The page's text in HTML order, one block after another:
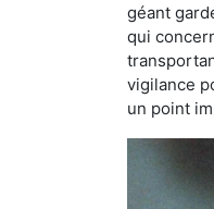
géant
qui
vigilance
un point